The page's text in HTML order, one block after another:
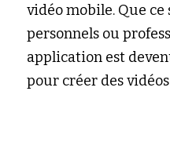
vidéo mobile. Que
personnels ou
application est
pour créer des